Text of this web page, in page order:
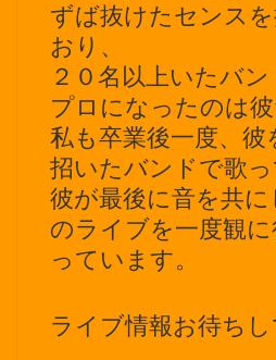
ずば抜けたセンス
おり、
２０名以上いたバ
プロになったのは彼
私も卒業後一度、
招いたバンドで歌
彼が最後に音を共
のライブを一度観
っています。
ライブ情報お待ちし